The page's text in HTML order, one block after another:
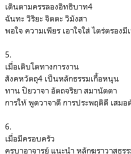
เดินตามครรลองอิทธิบาท4
ฉันทะ วิริยะ จิตตะ วิมังสา
พอใจ ความเพียร เอาใจใส่ ไตร่ตรองมี
5.
เมื่อเติบโตทางการงาน
สังคหวัตถุ4 เป็นหลักธรรมเกื้อหนุน
ทาน ปิยวาจา อัตถจริยา สมานัตตา
การให้ พูดวาจาดี การประพฤติดี เสมอ
6.
เมื่อมีครอบครัว
ครูบาอาจารย์ แนะนำ หลักฆราวาสธร